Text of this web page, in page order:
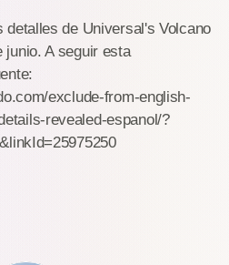
de Universal's Volcano
junio. A seguir esta
exclude-from-english-
revealed-espanol/?